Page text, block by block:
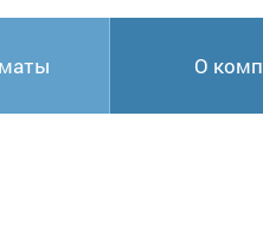
О